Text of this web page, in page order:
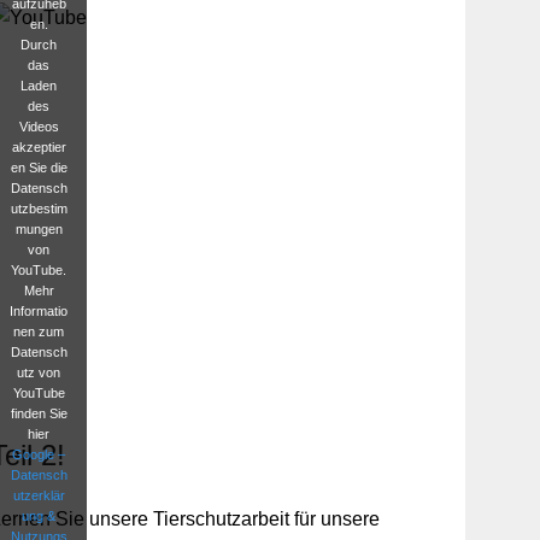
aufzuheb
en.
Durch
das
Laden
des
Videos
akzeptier
en Sie die
Datensch
utzbestim
mungen
von
YouTube.
Mehr
Informatio
nen zum
Datensch
utz von
YouTube
finden Sie
hier
Google –
Datensch
utzerklär
ung &
Nutzungs
2!
Sie unsere Tierschutzarbeit für unsere